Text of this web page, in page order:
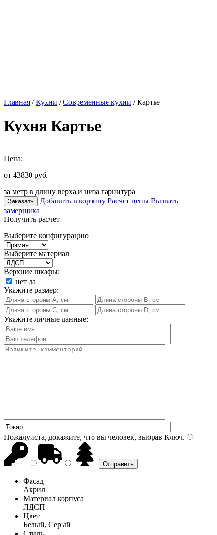
Главная /Кухни /Современные кухни / Картье
Кухня Картье
Цена:
от 43830 руб.
за метр в длину верха и низа гарнитура
Заказать Добавить в корзину Расчет цены Вызвать
замерщика
Получить расчет
Выберите конфигурацию
Выберите материал
Верхние шкафы:
нет да
Укажите размер:
Укажите личные данные:
Пожалуйста, докажите, что вы человек, выбрав Ключ.
Фасад
Акрил
Материал корпуса
ЛДСП
Цвет
Белый, Серый
Стиль